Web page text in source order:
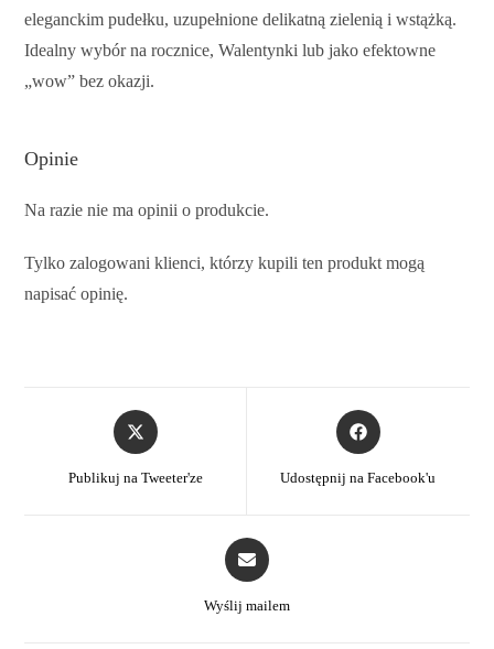
eleganckim pudełku, uzupełnione delikatną zielenią i wstążką.
Idealny wybór na rocznice, Walentynki lub jako efektowne
„wow” bez okazji.
Opinie
Na razie nie ma opinii o produkcie.
Tylko zalogowani klienci, którzy kupili ten produkt mogą
napisać opinię.
Publikuj na Tweeter'ze Udostępnij na Facebook'u
Wyślij mailem